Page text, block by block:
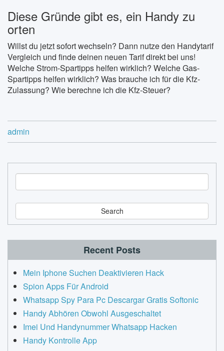
Diese Gründe gibt es, ein Handy zu
orten
Willst du jetzt sofort wechseln? Dann nutze den Handytarif
Vergleich und finde deinen neuen Tarif direkt bei uns!
Welche Strom-Spartipps helfen wirklich? Welche Gas-
Spartipps helfen wirklich? Was brauche ich für die Kfz-
Zulassung? Wie berechne ich die Kfz-Steuer?
admin
e
a
r
c
Recent Posts
Mein Iphone Suchen Deaktivieren Hack
Spion Apps Für Android
Whatsapp Spy Para Pc Descargar Gratis Softonic
Handy Abhören Obwohl Ausgeschaltet
Imei Und Handynummer Whatsapp Hacken
Handy Kontrolle App